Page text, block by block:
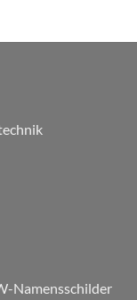
Namensschilder